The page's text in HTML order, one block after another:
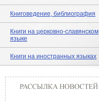
Книговедение, библиография
Книги на церковно-славянском
языке
Книги на иностранных языках